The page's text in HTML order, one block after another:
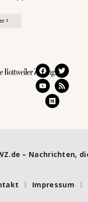
– Nachrichten,
Impressum